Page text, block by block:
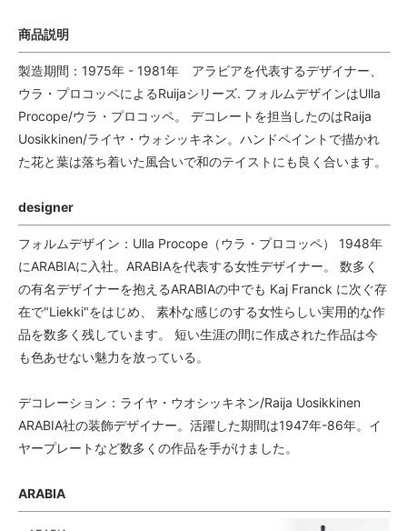
商品説明
製造期間：1975年 - 1981年 アラビアを代表するデザイナー、
ウラ・プロコッペによるRuijaシリーズ. フォルムデザインはUlla
Procope/ウラ・プロコッペ。 デコレートを担当したのはRaija
Uosikkinen/ライヤ・ウォシッキネン。ハンドペイントで描かれ
た花と葉は落ち着いた風合いで和のテイストにも良く合います。
designer
フォルムデザイン：Ulla Procope（ウラ・プロコッペ） 1948年
にARABIAに入社。ARABIAを代表する女性デザイナー。 数多く
の有名デザイナーを抱えるARABIAの中でも Kaj Franck に次ぐ存
在で"Liekki"をはじめ、 素朴な感じのする女性らしい実用的な作
品を数多く残しています。 短い生涯の間に作成された作品は今
も色あせない魅力を放っている。
デコレーション：ライヤ・ウオシッキネン/Raija Uosikkinen
ARABIA社の装飾デザイナー。活躍した期間は1947年-86年。イ
ヤープレートなど数多くの作品を手がけました。
ARABIA